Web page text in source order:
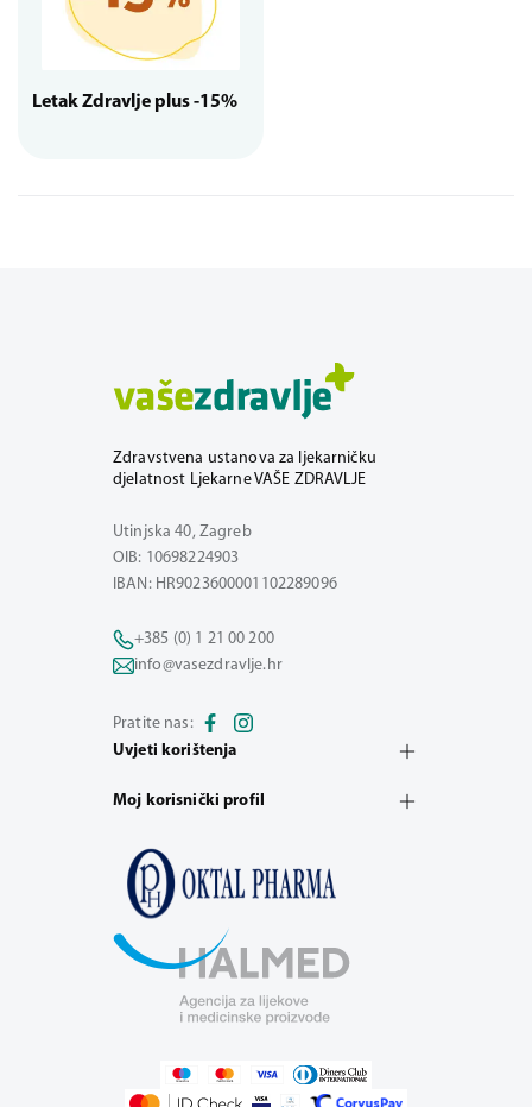
Letak Zdravlje plus -15%
Zdravstvena ustanova za ljekarničku
djelatnost Ljekarne VAŠE ZDRAVLJE
Utinjska 40, Zagreb
OIB: 10698224903
IBAN: HR9023600001102289096
+385 (0) 1 21 00 200
info@vasezdravlje.hr
Pratite nas:
Uvjeti korištenja
Moj korisnički profil